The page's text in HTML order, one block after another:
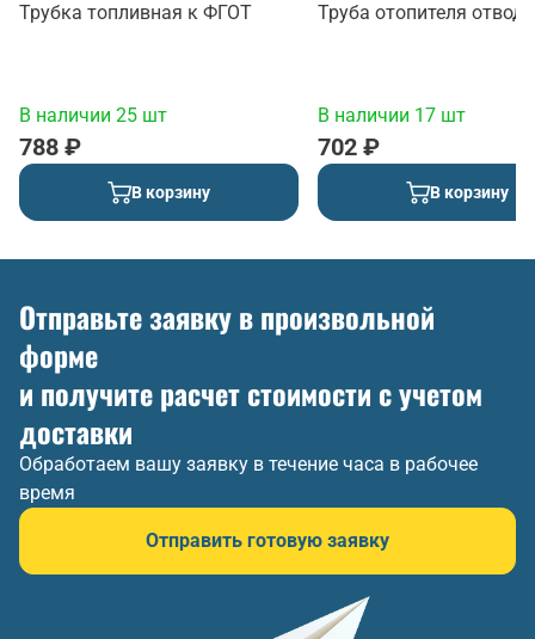
Трубка топливная к ФГОТ
В наличии 25 шт
788 ₽
В корзину
Труба отопителя
В наличии 17 шт
702 ₽
В корзину
Отправьте заявку в произвольной
форме
и получите расчет стоимости с учетом
доставки
Обработаем вашу заявку в течение часа в рабочее
время
Отправить готовую заявку